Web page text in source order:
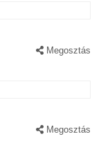
Megosztás
Megosztás